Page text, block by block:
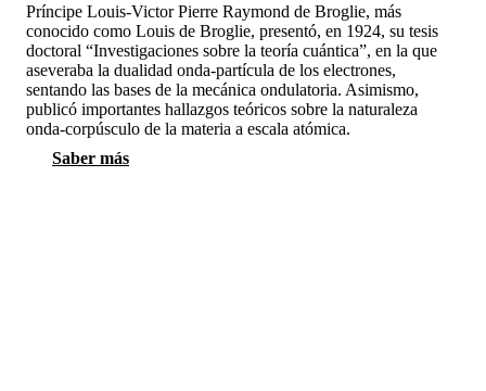
Príncipe Louis-Victor Pierre Raymond de Broglie, más
conocido como Louis de Broglie, presentó, en 1924, su tesis
doctoral “Investigaciones sobre la teoría cuántica”, en la que
aseveraba la dualidad onda-partícula de los electrones,
sentando las bases de la mecánica ondulatoria. Asimismo,
publicó importantes hallazgos teóricos sobre la naturaleza
onda-corpúsculo de la materia a escala atómica.
Saber más